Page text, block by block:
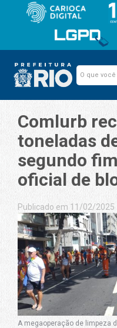
Comlurb
toneladas
segundo
oficial de
Publicado em 11/02/2025
A megaoperação de limpeza